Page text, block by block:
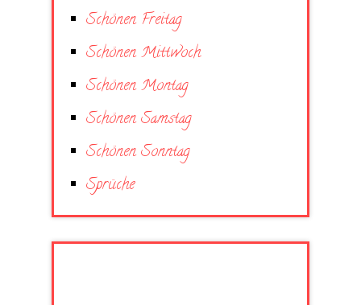
Schönen Freitag
Schönen Mittwoch
Schönen Montag
Schönen Samstag
Schönen Sonntag
Sprüche